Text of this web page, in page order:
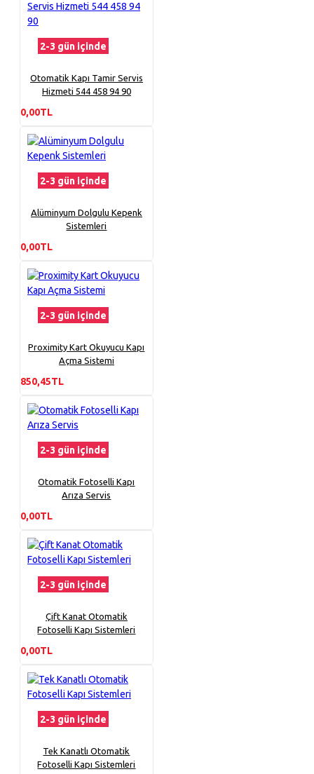
2-3 gün içinde
Otomatik Kapı Tamir Servis
Hizmeti 544 458 94 90
0,00TL
2-3 gün içinde
Alüminyum Dolgulu Kepenk
Sistemleri
0,00TL
2-3 gün içinde
Proximity Kart Okuyucu Kapı
Açma Sistemi
850,45TL
2-3 gün içinde
Otomatik Fotoselli Kapı
Arıza Servis
0,00TL
2-3 gün içinde
Çift Kanat Otomatik
Fotoselli Kapı Sistemleri
0,00TL
2-3 gün içinde
Tek Kanatlı Otomatik
Fotoselli Kapı Sistemleri